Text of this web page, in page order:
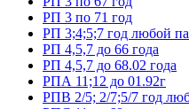
РП 3 по 71 год
РП 3;4;5;7 год любой
РП 4,5,7 до 66 года
РП 4,5,7 до 68.02 года
РПА 11;12 до 01.92г
РПВ 2/5; 2/7;5/7 год